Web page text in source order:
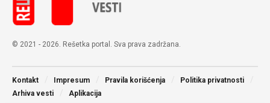
© 2021 - 2026. Rešetka portal. Sva prava zadržana.
Kontakt Impresum Pravila korišćenja
Politika privatnosti
Arhiva vesti
Aplikacija